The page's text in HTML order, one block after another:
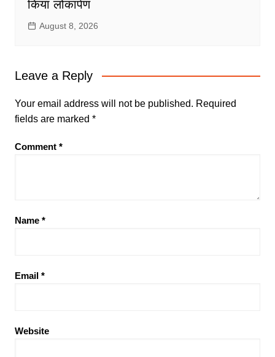
किया लोकार्पण
August 8, 2026
Leave a Reply
Your email address will not be published. Required
fields are marked *
Comment *
Name *
Email *
Website